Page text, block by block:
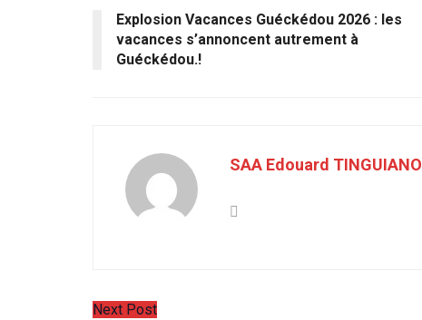
Explosion Vacances Guéckédou 2026 : les
vacances s’annoncent autrement à
Guéckédou.!
SAA Edouard TINGUIANO
Next Post